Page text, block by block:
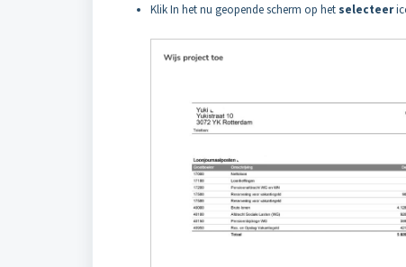
Klik In het nu geopende scherm op het selecteer